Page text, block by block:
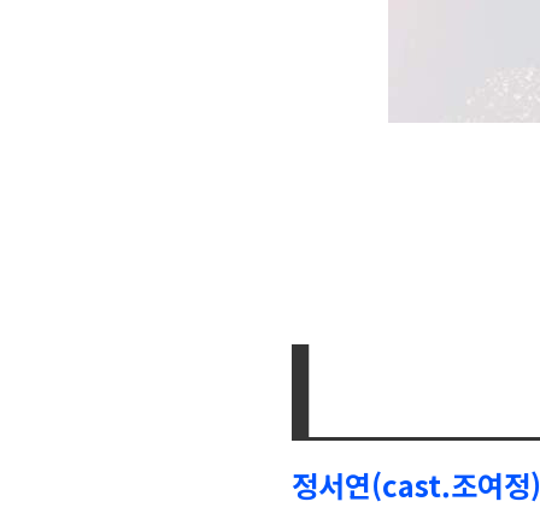
정서연(cast.조여정)